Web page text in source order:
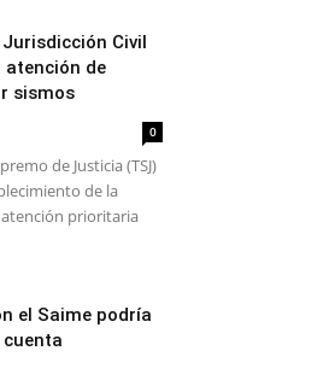
Civil
atención de
sismos
0
de Justicia (TSJ)
de la
atención prioritaria
el Saime podría